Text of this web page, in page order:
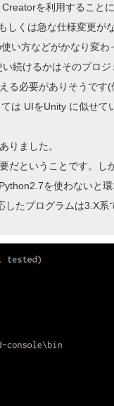
を利用すること
しくは急な仕様変更が
い方などがかなり変わ
続けるかはそのプロジ
る必要がありそうです(
は UIをUnity に似せて
りました。
だということです。し
を使わないと
たプログラムは3.X系